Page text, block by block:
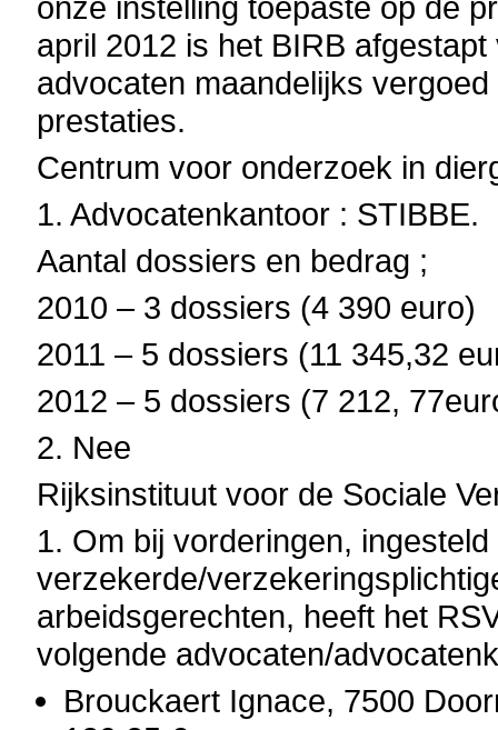
april 2012 is het BIRB
advocaten maandelijks
prestaties.
Centrum voor onderzoek in
1. Advocatenkantoor : STIBBE.
Aantal dossiers en bedrag ;
2010 – 3 dossiers (4 390 euro)
2011 – 5 dossiers (11 345,32
2012 – 5 dossiers (7 212,
2. Nee
Rijksinstituut voor de Sociale
1. Om bij vorderingen,
verzekerde/
arbeidsgerechten, heeft het
volgende advocaten/
Brouckaert Ignace, 7500